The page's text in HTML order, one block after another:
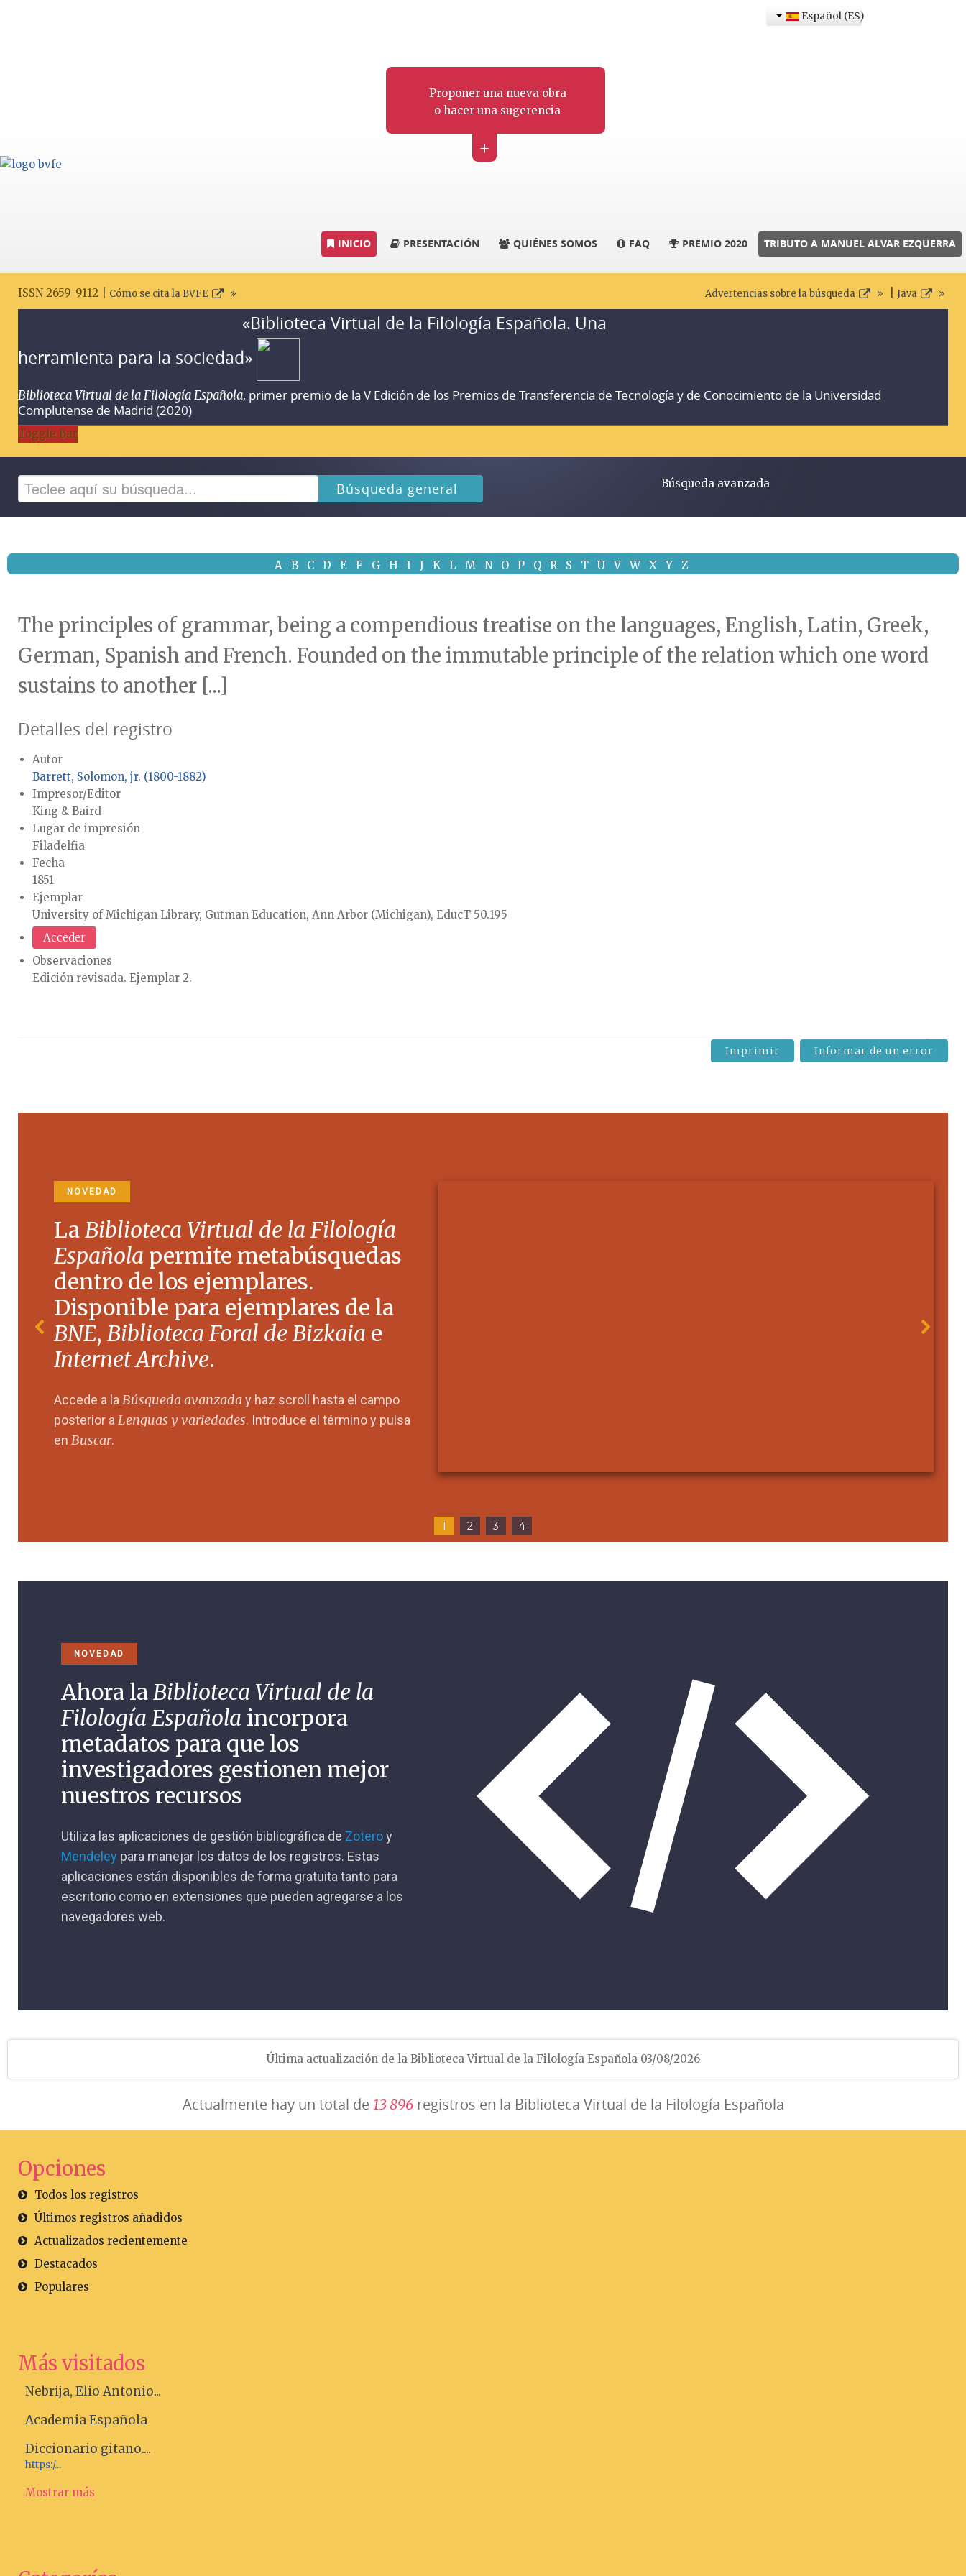
Proponer una nueva obra
o hacer una sugerencia
+
Español (ES)
INICIO PRESENTACIÓN QUIÉNES SOMOS FAQ PREMIO 2020 TRIBUTO A MANUEL ALVAR EZQUERRA
ISSN 2659-9112 | Cómo se cita la BVFE Advertencias sobre la búsqueda Java
«Biblioteca Virtual de la Filología Española. Una
herramienta para la sociedad»
Biblioteca Virtual de la Filología Española, primer premio de la V Edición de los Premios de Transferencia de Tecnología y de Conocimiento de la Universidad
Complutense de Madrid (2020)
Toggle Bar
Búsqueda general Búsqueda avanzada
A B C D E F G H I J K L M N O P Q R S T U V W X Y Z
The principles of grammar, being a compendious treatise on the languages, English, Latin, Greek,
German, Spanish and French. Founded on the immutable principle of the relation which one word
sustains to another [...]
Detalles del registro
Autor
Barrett, Solomon, jr. (1800-1882)
Impresor/Editor
King & Baird
Lugar de impresión
Filadelfia
Fecha
1851
Ejemplar
University of Michigan Library, Gutman Education, Ann Arbor (Michigan), EducT 50.195
Acceder
Observaciones
Edición revisada. Ejemplar 2.
Imprimir Informar de un error
NOVEDAD
LaBiblioteca Virtual de la Filología
Española permite metabúsquedas
dentro de los ejemplares.
Disponible para ejemplares de la
BNE, Biblioteca Foral de Bizkaia e
Internet Archive.
Accede a laBúsqueda avanzaday haz scroll hasta el campo
posterior aLenguas y variedades. Introduce el término y pulsa
en Buscar.
1 2 3 4
NOVEDAD
Ahora laBiblioteca Virtual de la
Filología Española incorpora
metadatos para que los
investigadores gestionen mejor
nuestros recursos
Utiliza las aplicaciones de gestión bibliográfica de Zoteroy
Mendeley para manejar los datos de los registros. Estas
aplicaciones están disponibles de forma gratuita tanto para
escritorio como en extensiones que pueden agregarse a los
navegadores web.
Última actualización de la Biblioteca Virtual de la Filología Española 03/08/2026
Actualmente hay un total de 13896registros en la Biblioteca Virtual de la Filología Española
Opciones
Todos los registros
Últimos registros añadidos
Actualizados recientemente
Destacados
Populares
Más visitados
Nebrija, Elio Antonio...
Academia Española
Diccionario gitano....
https:/...
Mostrar más